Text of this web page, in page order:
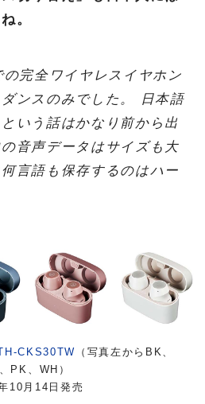
。
完全ワイヤレスイヤホン
ンスのみでした。 日本語
いう話はかなり前から出
音声データはサイズも大
言語も保存するのはハー
CKS30TW
（写真左からBK、
PK、WH）
10月14日発売